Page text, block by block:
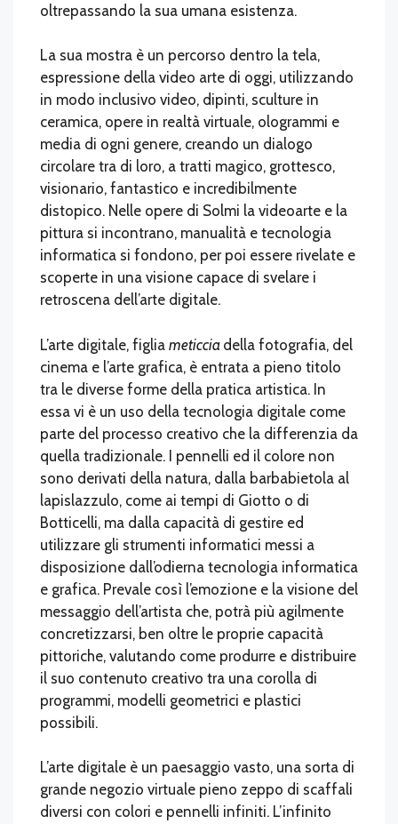
oltrepassando la sua umana esistenza.
La sua mostra è un percorso dentro la tela,
espressione della video arte di oggi, utilizzando
in modo inclusivo video, dipinti, sculture in
ceramica, opere in realtà virtuale, ologrammi e
media di ogni genere, creando un dialogo
circolare tra di loro, a tratti magico, grottesco,
visionario, fantastico e incredibilmente
distopico. Nelle opere di Solmi la videoarte e la
pittura si incontrano, manualità e tecnologia
informatica si fondono, per poi essere rivelate e
scoperte in una visione capace di svelare i
retroscena dell’arte digitale.
L’arte digitale, figlia meticcia della fotografia, del
cinema e l’arte grafica, è entrata a pieno titolo
tra le diverse forme della pratica artistica. In
essa vi è un uso della tecnologia digitale come
parte del processo creativo che la differenzia da
quella tradizionale. I pennelli ed il colore non
sono derivati della natura, dalla barbabietola al
lapislazzulo, come ai tempi di Giotto o di
Botticelli, ma dalla capacità di gestire ed
utilizzare gli strumenti informatici messi a
disposizione dall’odierna tecnologia informatica
e grafica. Prevale così l’emozione e la visione del
messaggio dell’artista che, potrà più agilmente
concretizzarsi, ben oltre le proprie capacità
pittoriche, valutando come produrre e distribuire
il suo contenuto creativo tra una corolla di
programmi, modelli geometrici e plastici
possibili.
L’arte digitale è un paesaggio vasto, una sorta di
grande negozio virtuale pieno zeppo di scaffali
diversi con colori e pennelli infiniti. L’infinito